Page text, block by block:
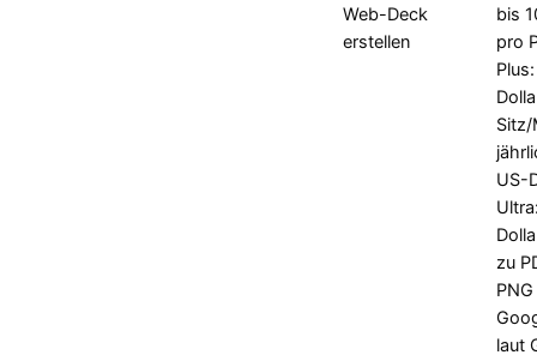
Web-Deck
erstellen
bis
pro
Sitz/
US-
zu
laut